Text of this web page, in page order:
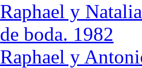
Raphael y
de boda. 1982
Raphael y